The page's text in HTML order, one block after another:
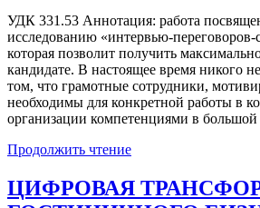
УДК 331.53 Аннотация: работа
исследованию «интервью-переговоров-
которая позволит получить
кандидате. В настоящее время никого
том, что грамотные сотрудники,
необходимы для конкретной работы в
организации компетенциями в большой
Продолжить чтение
ЦИФРОВАЯ